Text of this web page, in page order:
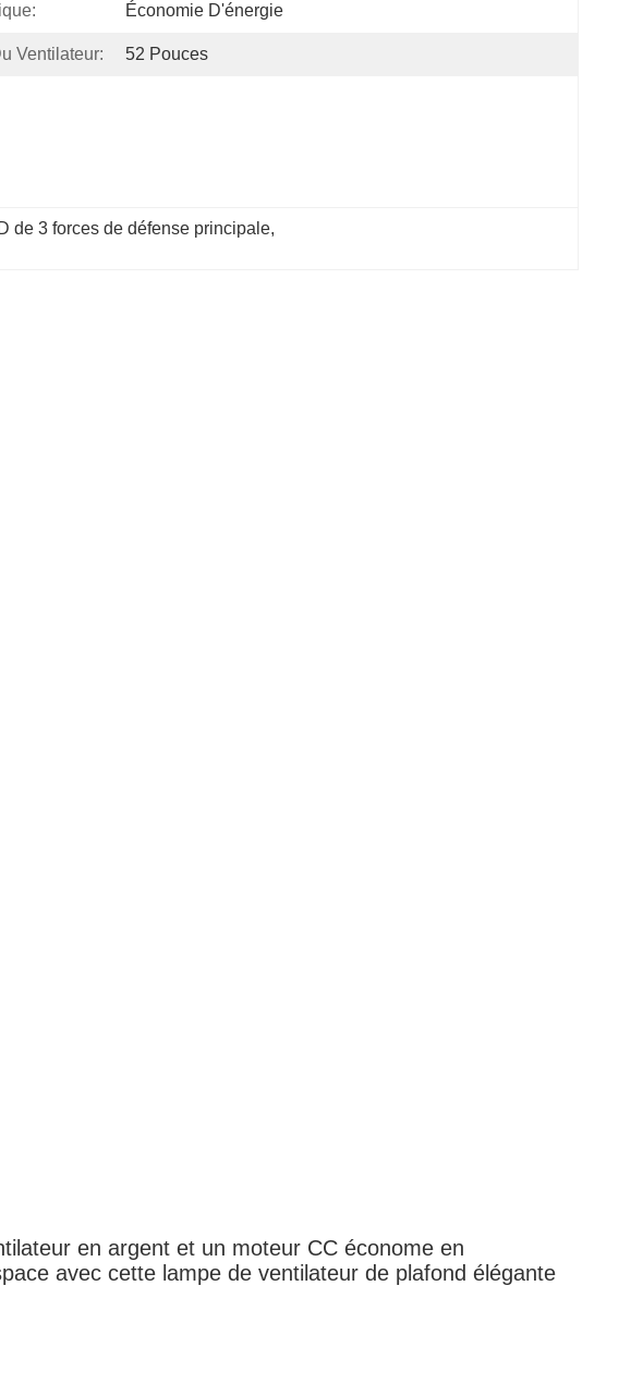
Économie D'énergie
Ventilateur: 52 Pouces
de 3 forces de défense principale,
en argent et un moteur CC économe en
avec cette lampe de ventilateur de plafond élégante